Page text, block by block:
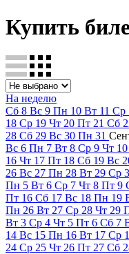
Купить
На неделю
Сб 8 Вс 9 Пн 10 Вт 11 Ср
18 Ср 19 Чт 20 Пт 21 Сб
28 Сб 29 Вс 30 Пн 31
Вс 6 Пн 7 Вт 8 Ср 9 Чт 10
16 Чт 17 Пт 18 Сб 19 Вс
26 Вс 27 Пн 28 Вт 29 Ср
Пн 5 Вт 6 Ср 7 Чт 8 Пт 9
Пт 16 Сб 17 Вс 18 Пн 19
Пн 26 Вт 27 Ср 28 Чт 29
Вт 3 Ср 4 Чт 5 Пт 6 Сб 7
14 Вс 15 Пн 16 Вт 17 Ср
24 Ср 25 Чт 26 Пт 27 Сб